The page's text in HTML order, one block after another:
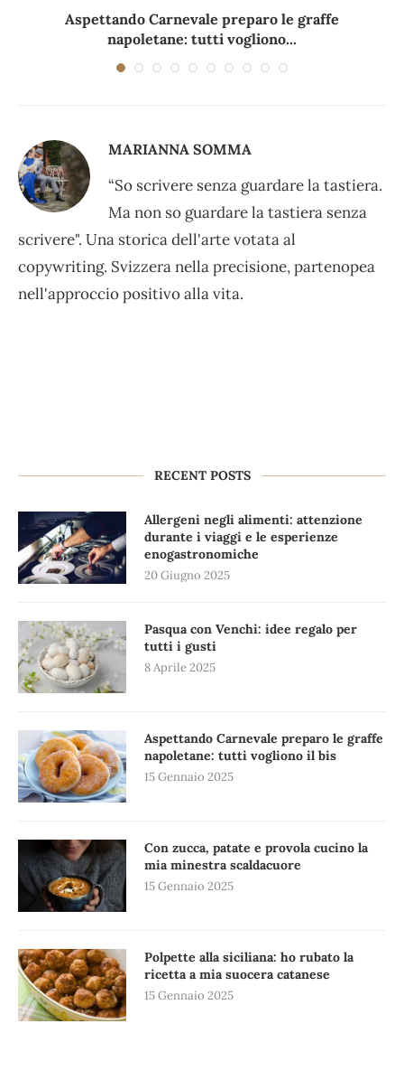
Aspettando Carnevale preparo le graffe
napoletane: tutti vogliono...
MARIANNA SOMMA
“So scrivere senza guardare la tastiera.
Ma non so guardare la tastiera senza
scrivere". Una storica dell'arte votata al
copywriting. Svizzera nella precisione, partenopea
nell'approccio positivo alla vita.
RECENT POSTS
Allergeni negli alimenti: attenzione
durante i viaggi e le esperienze
enogastronomiche
20 Giugno 2025
Pasqua con Venchi: idee regalo per
tutti i gusti
8 Aprile 2025
Aspettando Carnevale preparo le graffe
napoletane: tutti vogliono il bis
15 Gennaio 2025
Con zucca, patate e provola cucino la
mia minestra scaldacuore
15 Gennaio 2025
Polpette alla siciliana: ho rubato la
ricetta a mia suocera catanese
15 Gennaio 2025